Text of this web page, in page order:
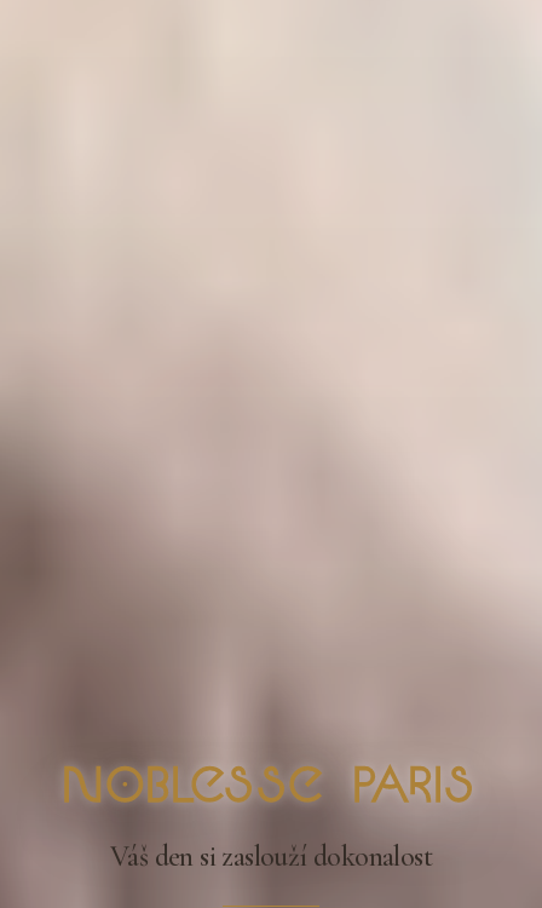
nOblesse Paris
Váš den si zaslouží dokonalost